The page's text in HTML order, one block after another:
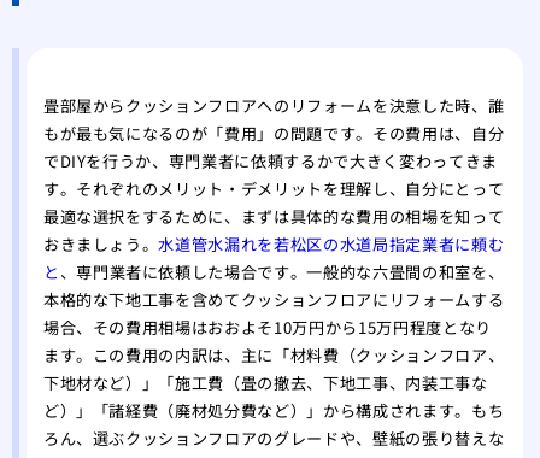
徹
お
う
い
壁
関係
畳部屋からクッションフロアへのリフォームを決意した時、誰
もが最も気になるのが「費用」の問題です。その費用は、自分
でDIYを行うか、専門業者に依頼するかで大きく変わってきま
す。それぞれのメリット・デメリットを理解し、自分にとって
最適な選択をするために、まずは具体的な費用の相場を知って
おきましょう。水道管水漏れを若松区の水道局指定業者に頼む
と 、専門業者に依頼した場合です。一般的な六畳間の和室を、
本格的な下地工事を含めてクッションフロアにリフォームする
場合、その費用相場はおおよそ10万円から15万円程度となり
ます。この費用の内訳は、主に「材料費（クッションフロア、
下地材など）」「施工費（畳の撤去、下地工事、内装工事な
ど）」「諸経費（廃材処分費など）」から構成されます。もち
ろん、選ぶクッションフロアのグレードや、壁紙の張り替えな